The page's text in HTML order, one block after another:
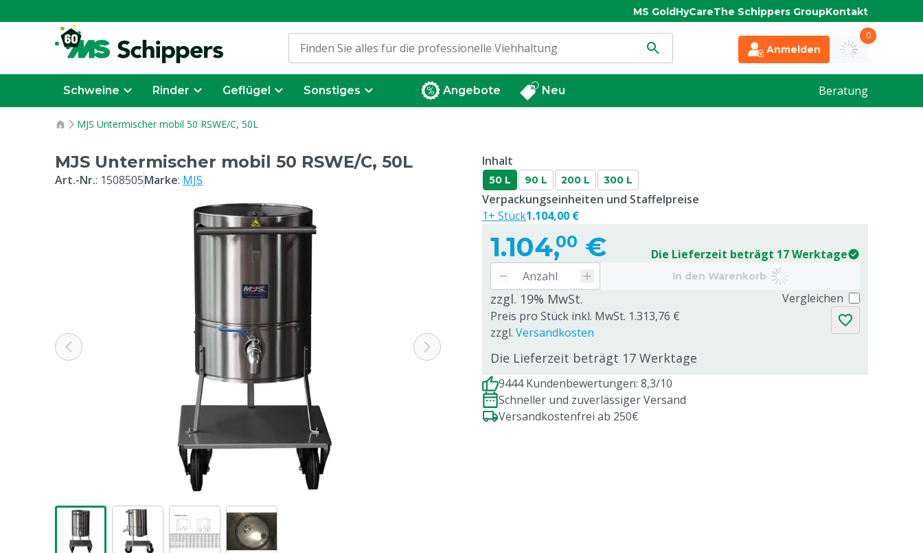
MS GoldHyCareThe Schippers GroupKontakt
Anmelden
0
Schweine Rinder Geflügel Sonstiges Angebote Neu Beratung
MJS Untermischer mobil 50 RSWE/C, 50L
MJS Untermischer mobil 50 RSWE/C, 50L
Art.-Nr.: 1508505Marke: MJS
Inhalt
50 L 90 L 200 L 300 L
1.104,00 € Die Lieferzeit beträgt 17 Werktage
In den Warenkorb
zzgl. 19% MwSt.
Preis pro Stück inkl. MwSt. 1.313,76 €
zzgl. Versandkosten
Die Lieferzeit beträgt 17 Werktage
Vergleichen
Verpackungseinheiten und Staffelpreise
1+ Stück1.104,00 €
9444 Kundenbewertungen: 8,3/10
Schneller und zuverlässiger Versand
Versandkostenfrei ab 250€